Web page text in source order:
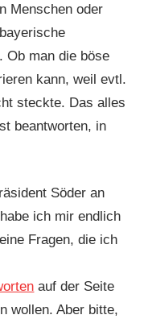
Menschen oder
Ob man die böse
kann, weil evtl.
steckte. Das alles
beantworten, in
Söder an
ich mir endlich
Fragen, die ich
auf der Seite
wollen. Aber bitte,